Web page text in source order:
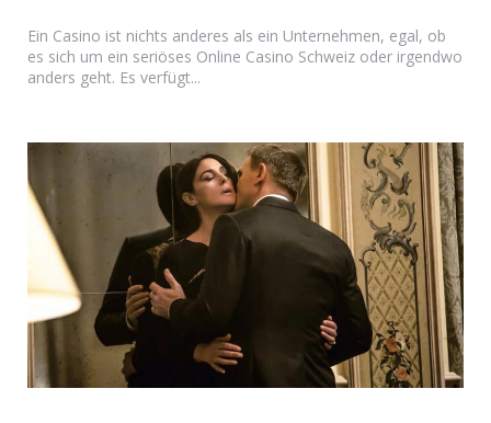
Ein Casino ist nichts anderes als ein Unternehmen, egal, ob
es sich um ein seriöses Online Casino Schweiz oder irgendwo
anders geht. Es verfügt...